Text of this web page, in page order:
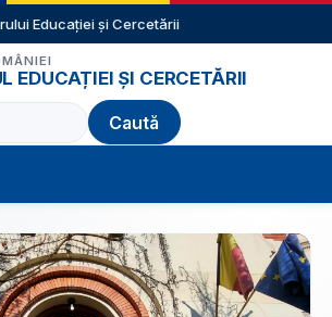
Educației și Cercetării
EDUCAȚIEI ȘI CERCETĂRII